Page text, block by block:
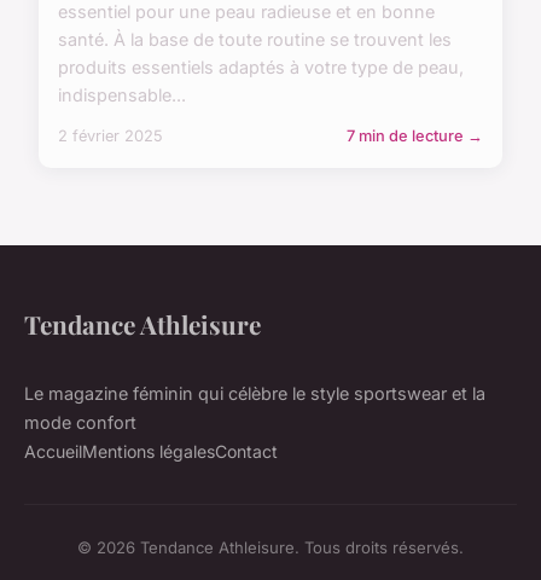
essentiel pour une peau radieuse et en bonne
santé. À la base de toute routine se trouvent les
produits essentiels adaptés à votre type de peau,
indispensable...
2 février 2025 7 min de lecture →
Tendance Athleisure
Le magazine féminin qui célèbre le style sportswear et la
mode confort
AccueilMentions légalesContact
© 2026 Tendance Athleisure. Tous droits réservés.